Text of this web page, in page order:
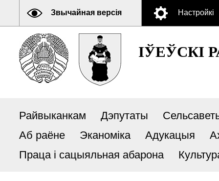
Звычайная версія Настройкі
ІЎЕЎСКІ
Райвыканкам Дэпутаты
Аб раёне
Эканоміка Адукацыя
Праца і сацыяльная абарона